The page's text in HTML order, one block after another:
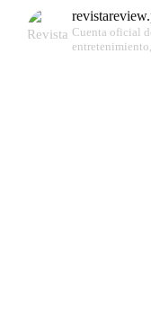
Cuenta oficial